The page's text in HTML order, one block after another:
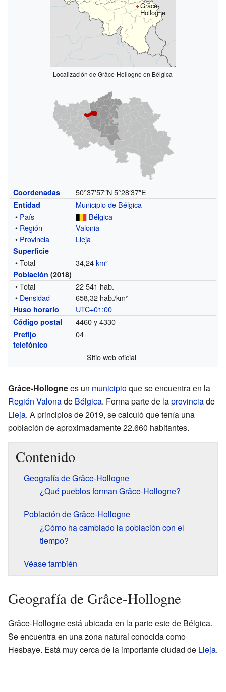
Grâce-
Hollogne
Localización de Grâce-Hollogne en Bélgica
Coordenadas 50°37′57″N 5°28′37″E
Entidad
Municipio de Bélgica
• País
Bélgica
• Región
Valonia
• Provincia Lieja
Superficie
• Total 34,24km²
Población (2018)
• Total
22 541 hab.
• Densidad 658,32 hab./km²
Huso horario UTC+01:00
Código postal 4460 y 4330
Prefijo
telefónico
04
Sitio web oficial
Grâce-Hollognees un municipioque se encuentra en la
Región Valonade Bélgica. Forma parte de laprovinciade
Lieja. A principios de 2019, se calculó que tenía una
población de aproximadamente 22.660 habitantes.
Contenido
Geografía de Grâce-Hollogne
¿Qué pueblos forman Grâce-Hollogne?
Población de Grâce-Hollogne
¿Cómo ha cambiado la población con el
tiempo?
Véase también
Geografía de Grâce-Hollogne
Grâce-Hollogne está ubicada en la parte este de Bélgica.
Se encuentra en una zona natural conocida como
Hesbaye. Está muy cerca de la importante ciudad de Lieja.